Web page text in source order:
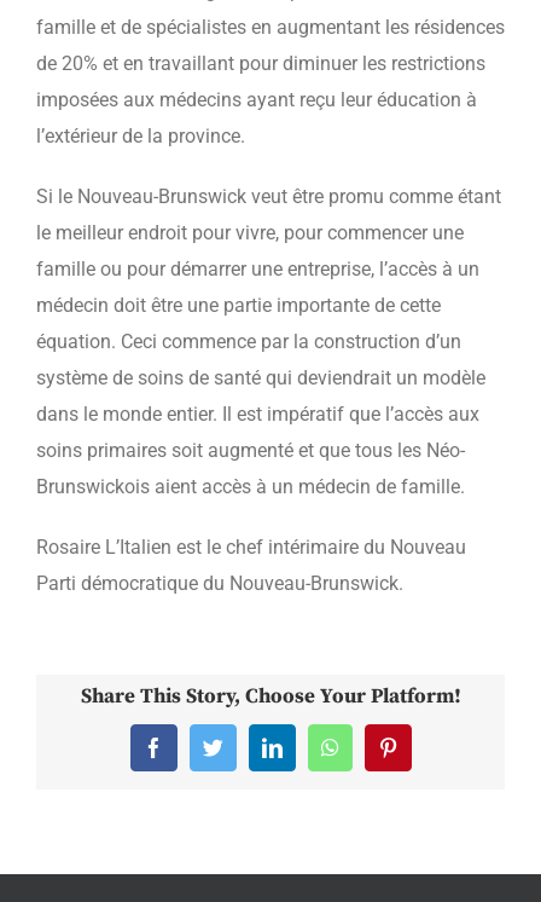
famille et de spécialistes en augmentant les résidences
de 20% et en travaillant pour diminuer les restrictions
imposées aux médecins ayant reçu leur éducation à
l’extérieur de la province.
Si le Nouveau-Brunswick veut être promu comme étant
le meilleur endroit pour vivre, pour commencer une
famille ou pour démarrer une entreprise, l’accès à un
médecin doit être une partie importante de cette
équation. Ceci commence par la construction d’un
système de soins de santé qui deviendrait un modèle
dans le monde entier. Il est impératif que l’accès aux
soins primaires soit augmenté et que tous les Néo-
Brunswickois aient accès à un médecin de famille.
Rosaire L’Italien est le chef intérimaire du Nouveau
Parti démocratique du Nouveau-Brunswick.
Share This Story, Choose Your Platform!
FacebookTwitterLinkedInWhatsAppPinterest